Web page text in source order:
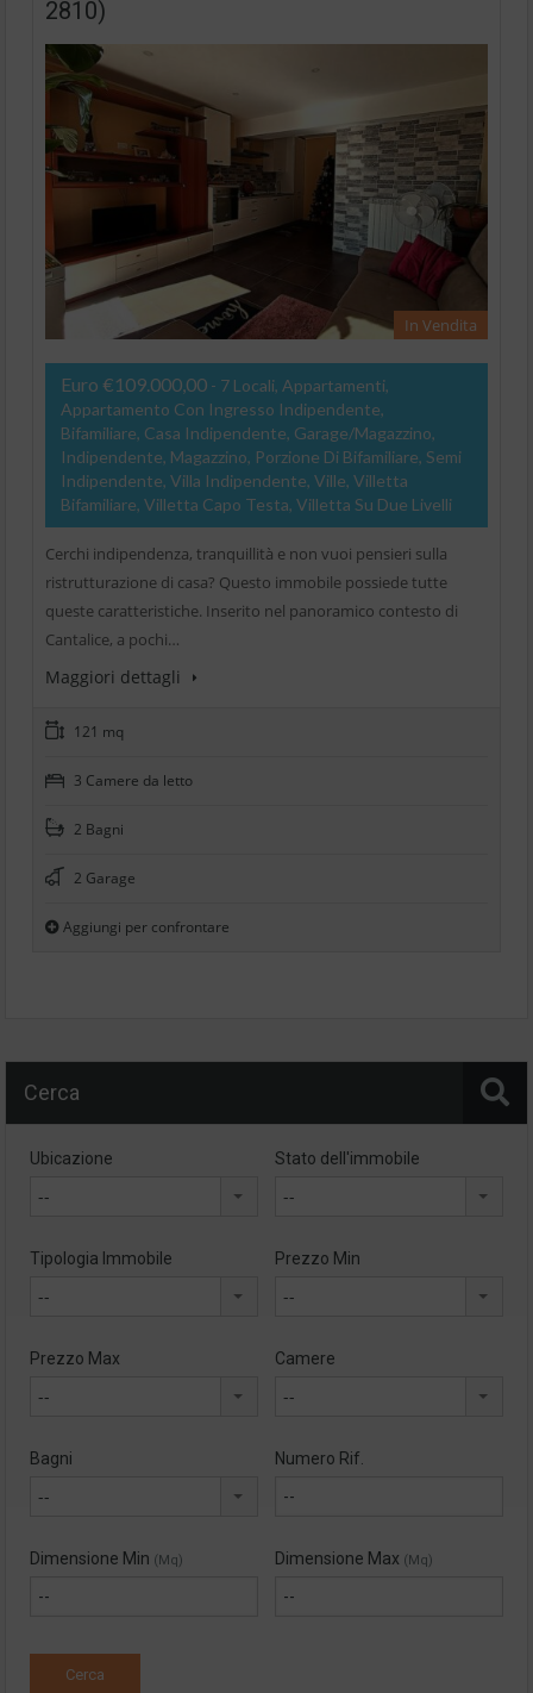
2810)
In Vendita
Euro €109.000,00 - 7 Locali, Appartamenti,
Appartamento Con Ingresso Indipendente,
Bifamiliare, Casa Indipendente, Garage/Magazzino,
Indipendente, Magazzino, Porzione Di Bifamiliare, Semi
Indipendente, Villa Indipendente, Ville, Villetta
Bifamiliare, Villetta Capo Testa, Villetta Su Due Livelli
Cerchi indipendenza, tranquillità e non vuoi pensieri sulla
ristrutturazione di casa? Questo immobile possiede tutte
queste caratteristiche. Inserito nel panoramico contesto di
Cantalice, a pochi…
Maggiori dettagli
121 mq
3 Camere da letto
2 Bagni
2 Garage
Aggiungi per confrontare
Cerca
Ubicazione
--
Stato dell'immobile
--
Tipologia Immobile
--
Prezzo Min
--
Prezzo Max
--
Camere
--
Bagni
--
Numero Rif.
Dimensione Min (Mq) Dimensione Max (Mq)